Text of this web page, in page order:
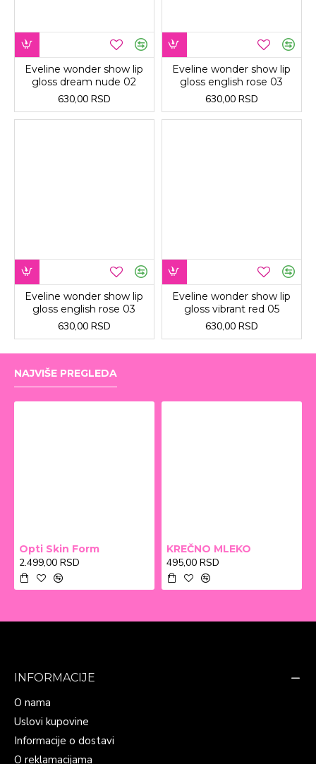
Eveline wonder show lip
gloss dream nude 02
630,00 RSD
Eveline wonder show lip
gloss english rose 03
630,00 RSD
Eveline wonder show lip
gloss english rose 03
630,00 RSD
Eveline wonder show lip
gloss vibrant red 05
630,00 RSD
NAJVIŠE PREGLEDA
Opti Skin Form
2.499,00 RSD
KREČNO MLEKO
495,00 RSD
INFORMACIJE
O nama
Uslovi kupovine
Informacije o dostavi
O reklamacijama